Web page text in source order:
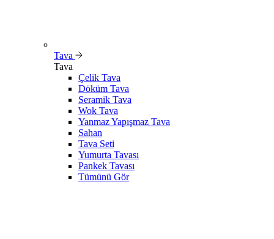
Tava
Tava
Çelik Tava
Döküm Tava
Seramik Tava
Wok Tava
Yanmaz Yapışmaz Tava
Sahan
Tava Seti
Yumurta Tavası
Pankek Tavası
Tümünü Gör